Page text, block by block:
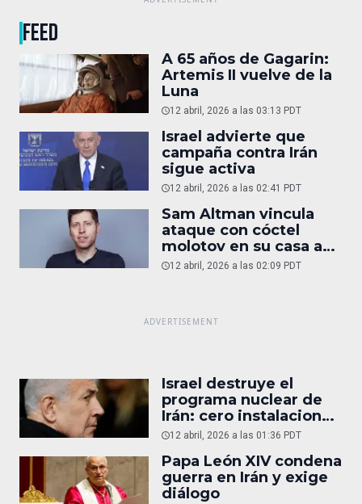
FEED
A 65 años de Gagarin:
Artemis II vuelve de la
Luna
12 abril, 2026 a las 03:13 PDT
Israel advierte que
campaña contra Irán
sigue activa
12 abril, 2026 a las 02:41 PDT
Sam Altman vincula
ataque con cóctel
molotov en su casa a
reportaje
12 abril, 2026 a las 02:09 PDT
Israel destruye el
programa nuclear de
Irán: cero instalaciones
operativas
12 abril, 2026 a las 01:36 PDT
Papa León XIV condena
guerra en Irán y exige
diálogo